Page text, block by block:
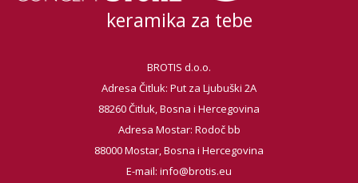
keramika za tebe
BROTIS d.o.o.
Adresa Čitluk: Put za Ljubuški 2A
88260 Čitluk, Bosna i Hercegovina
Adresa Mostar: Rodoč bb
88000 Mostar, Bosna i Hercegovina
E-mail: info@brotis.eu